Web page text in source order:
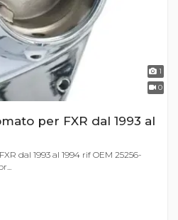
1
0
per FXR dal 1993 al
dal 1993 al 1994 rif OEM 25256-